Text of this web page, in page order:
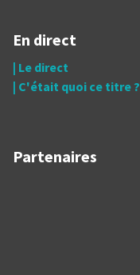
En direct
| Le direct
| C'était quoi ce titre ?
Partenaires